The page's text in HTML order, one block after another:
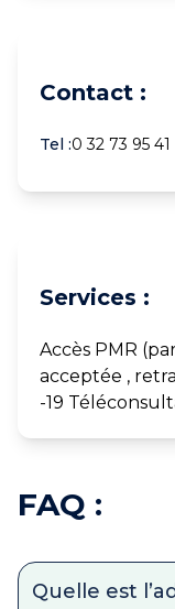
Contact :
Tel :0 32 73 95 41
Services :
Accès PMR
acceptée ,
-19
FAQ :
Quelle est